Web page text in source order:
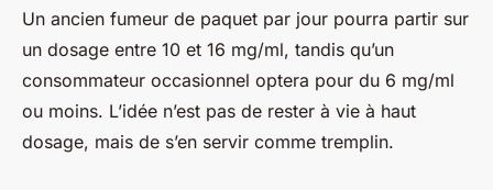
Un ancien fumeur de paquet par jour pourra partir sur
un dosage entre 10 et 16 mg/ml, tandis qu’un
consommateur occasionnel optera pour du 6 mg/ml
ou moins. L’idée n’est pas de rester à vie à haut
dosage, mais de s’en servir comme tremplin.